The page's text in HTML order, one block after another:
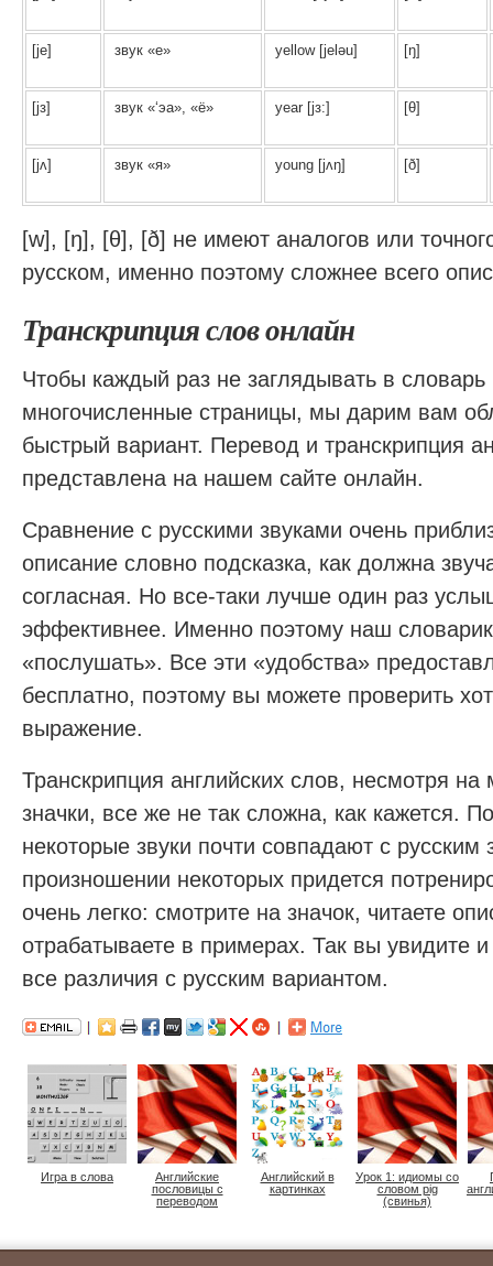
[je] звук «е» yellow [jeləu] [ŋ]
[jз] звук «‘эа», «ё» year [jз:] [θ]
[jʌ] звук «я» young [jʌŋ] [ð]
[w], [ŋ], [θ], [ð] не имеют аналогов или
русском, именно поэтому сложнее всего
Транскрипция слов онлайн
Чтобы каждый раз не заглядывать в словарь
многочисленные страницы, мы дарим вам
быстрый вариант. Перевод и транскрипция
представлена на нашем сайте онлайн.
Сравнение с русскими звуками очень
описание словно подсказка, как должна
согласная. Но все-таки лучше один раз
эффективнее. Именно поэтому наш
«послушать». Все эти «удобства»
бесплатно, поэтому вы можете проверить
выражение.
Транскрипция английских слов, несмотря на
значки, все же не так сложна, как кажется.
некоторые звуки почти совпадают с
произношении некоторых придется
очень легко: смотрите на значок, читаете
отрабатываете в примерах. Так вы увидите
все различия с русским вариантом.
Игра в слова
Английские
пословицы с
переводом
Английский в
картинках
Урок 1: идиомы со
словом pig
(свинья)